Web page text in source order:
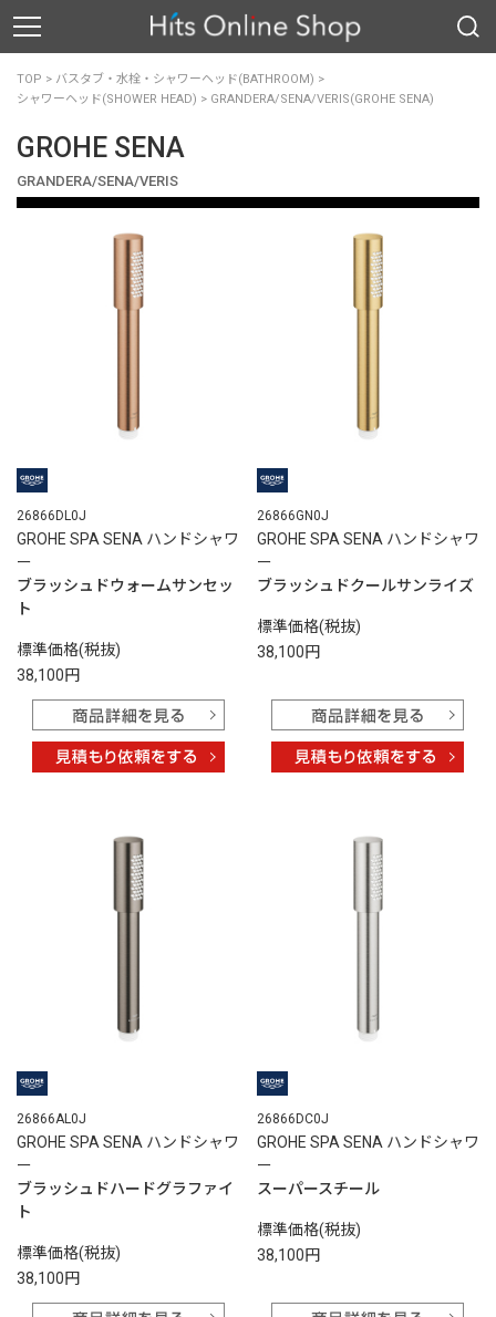
TOP > バスタブ・水栓・シャワーヘッド(BATHROOM) >
シャワーヘッド(SHOWER HEAD) > GRANDERA/SENA/VERIS(GROHE SENA)
GROHE SENA
GRANDERA/SENA/VERIS
26866DL0J
GROHE SPA SENA ハンドシャワ
ー
ブラッシュドウォームサンセッ
ト
標準価格(税抜)
38,100円
26866GN0J
GROHE SPA SENA ハンドシャワ
ー
ブラッシュドクールサンライズ
標準価格(税抜)
38,100円
26866AL0J
GROHE SPA SENA ハンドシャワ
ー
ブラッシュドハードグラファイ
ト
標準価格(税抜)
38,100円
26866DC0J
GROHE SPA SENA ハンドシャワ
ー
スーパースチール
標準価格(税抜)
38,100円